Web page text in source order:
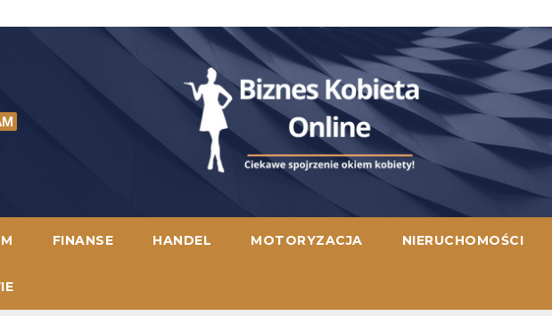
FINANSE HANDEL MOTORYZACJA NIERUCHOMOŚCI